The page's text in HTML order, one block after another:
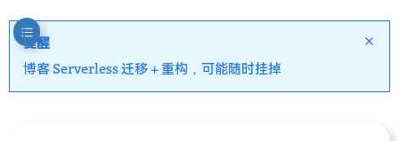
提醒
博客 Serverless 迁移 + 重构，可能随时挂掉